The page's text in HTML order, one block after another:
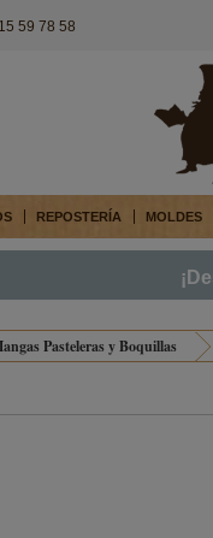
59 78 58
REPOSTERÍA MOLDES
Pasteleras y Boquillas